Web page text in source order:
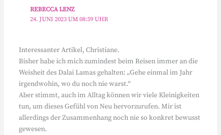
REBECCA LENZ
24. JUNI 2023 UM 08:59 UHR
Interessanter Artikel, Christiane.
Bisher habe ich mich zumindest beim Reisen immer an die
Weisheit des Dalai Lamas gehalten: „Gehe einmal im Jahr
irgendwohin, wo du noch nie warst.“
Aber stimmt, auch im Alltag können wir viele Kleinigkeiten
tun, um dieses Gefühl von Neu hervorzurufen. Mir ist
allerdings der Zusammenhang noch nie so konkret bewusst
gewesen.